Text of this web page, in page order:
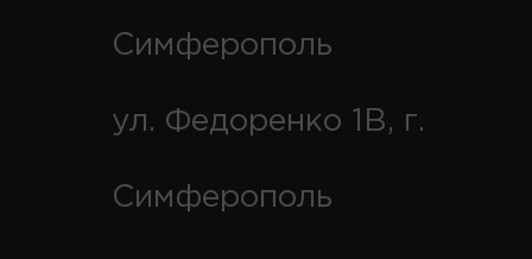
Симферополь
ул. Федоренко 1В, г.
Симферополь